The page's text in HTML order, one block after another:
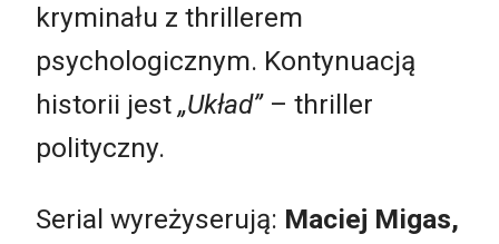
kryminału z thrillerem
psychologicznym. Kontynuacją
historii jest „Układ”– thriller
polityczny.
Serial wyreżyserują: Maciej Migas,